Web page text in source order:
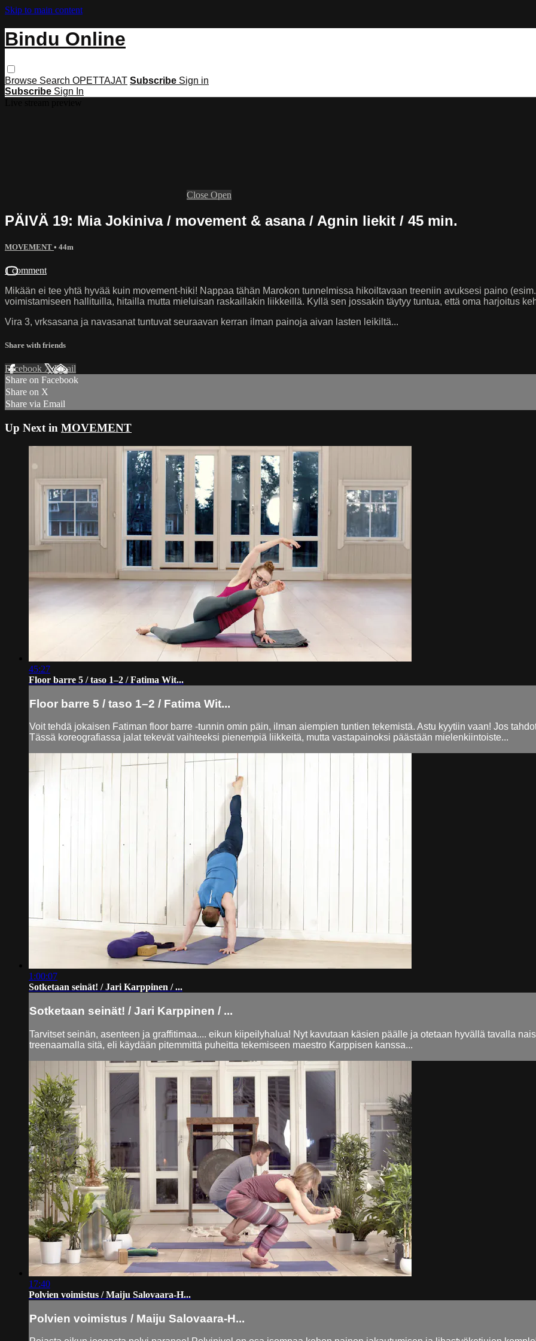
Skip to main content
Bindu Online
Browse Search OPETTAJAT Subscribe Sign in
Subscribe Sign In
Close Open
PÄIVÄ 19: Mia Jokiniva / movement & asana / Agnin liekit / 45 min.
MOVEMENT • 44m
1 comment
Mikään ei tee yhtä hyvää kuin movement-hiki! Nappaa tähän Marokon tunnelmissa hikoiltavaan treeniin avuksesi paino
voimistamiseen hallituilla, hitailla mutta mieluisan raskaillakin liikkeillä. Kyllä sen jossakin täytyy tuntua, että oma harjoitus
Vira 3, vrksasana ja navasanat tuntuvat seuraavan kerran ilman painoja aivan lasten leikiltä...
Share with friends
Facebook XEmail
Share on Facebook
Share on X
Share via Email
Up Next in MOVEMENT
45:27
Floor barre 5 / taso 1–2 / Fatima Wit...
Floor barre 5 / taso 1–2 / Fatima Wit...
Voit tehdä jokaisen Fatiman floor barre -tunnin omin päin, ilman aiempien tuntien tekemistä. Astu kyytiin vaan! Jos
Tässä koreografiassa jalat tekevät vaihteeksi pienempiä liikkeitä, mutta vastapainoksi päästään mielenkiintoiste...
1:00:07
Sotketaan seinät! / Jari Karppinen / ...
Sotketaan seinät! / Jari Karppinen / ...
Tarvitset seinän, asenteen ja graffitimaa.... eikun kiipeilyhalua! Nyt kavutaan käsien päälle ja otetaan hyvällä tavalla
treenaamalla sitä, eli käydään pitemmittä puheitta tekemiseen maestro Karppisen kanssa...
17:40
Polvien voimistus / Maiju Salovaara-H...
Polvien voimistus / Maiju Salovaara-H...